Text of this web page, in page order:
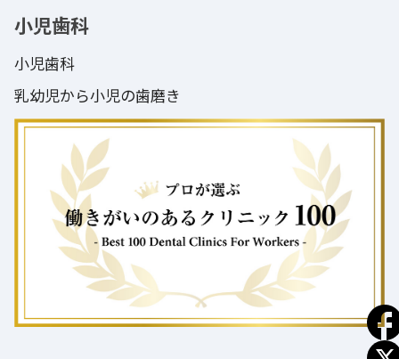
小児歯科
小児歯科
乳幼児から小児の歯磨き